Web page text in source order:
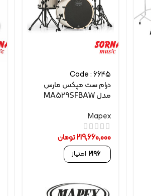
Code : 6645
درام ست مپکس مارس
مدل MA529SFBAW
Mapex
219,660,000تومان
2196 امتیاز